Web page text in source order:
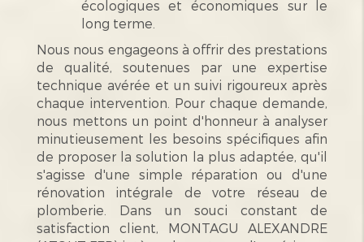
écologiques et économiques sur le
long terme.
Nous nous engageons à offrir des prestations
de qualité, soutenues par une expertise
technique avérée et un suivi rigoureux après
chaque intervention. Pour chaque demande,
nous mettons un point d'honneur à analyser
minutieusement les besoins spécifiques afin
de proposer la solution la plus adaptée, qu'il
s'agisse d'une simple réparation ou d'une
rénovation intégrale de votre réseau de
plomberie. Dans un souci constant de
satisfaction client, MONTAGU ALEXANDRE